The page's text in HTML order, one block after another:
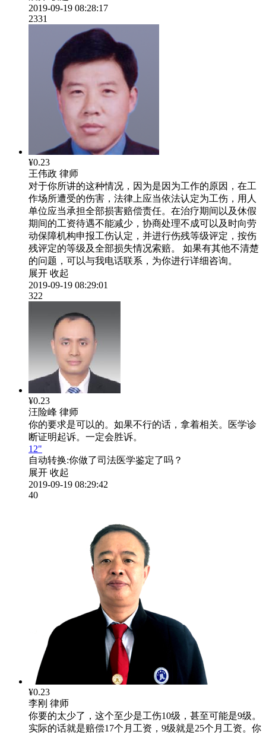
2019-09-19 08:28:17
2331
¥0.23
王伟政 律师
对于你所讲的这种情况，因为是因为工作的原因，在工
作场所遭受的伤害，法律上应当依法认定为工伤，用人
单位应当承担全部损害赔偿责任。在治疗期间以及休假
期间的工资待遇不能减少，协商处理不成可以及时向劳
动保障机构申报工伤认定，并进行伤残等级评定，按伤
残评定的等级及全部损失情况索赔。 如果有其他不清楚
的问题，可以与我电话联系，为你进行详细咨询。
展开 收起
2019-09-19 08:29:01
322
¥0.23
汪险峰 律师
你的要求是可以的。如果不行的话，拿着相关。医学诊
断证明起诉。一定会胜诉。
12"
自动转换:你做了司法医学鉴定了吗？
展开 收起
2019-09-19 08:29:42
40
¥0.23
李刚 律师
你要的太少了，这个至少是工伤10级，甚至可能是9级。
实际的话就是赔偿17个月工资，9级就是25个月工资。你